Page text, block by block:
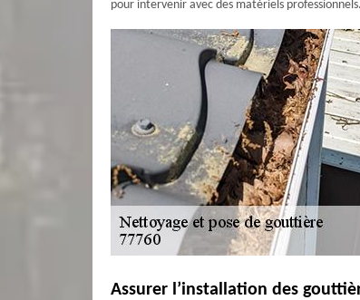
pour intervenir avec des matériels professionnels.
Assurer l’installation des